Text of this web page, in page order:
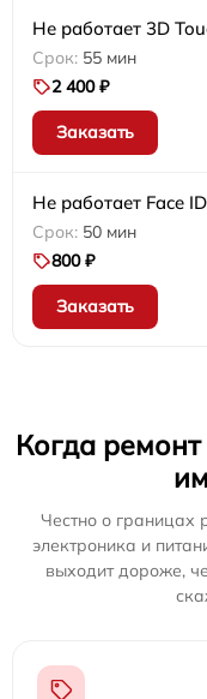
Не работает 3D
55 мин
2 400 ₽
Заказать
Не работает Face ID
50 мин
800 ₽
Заказать
Когда
Честно о границах
электроника и
выходит дороже,